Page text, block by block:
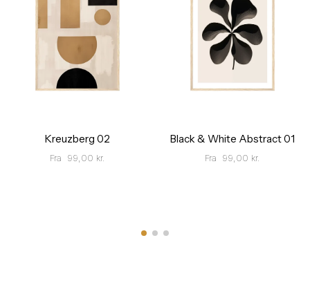
Kreuzberg 02
Fra 99,00 kr.
Black & White Abstract 01
Fra 99,00 kr.